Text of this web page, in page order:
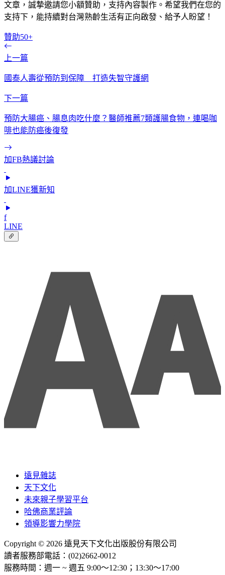
文章，誠摯邀請您小額贊助，支持內容製作。希望我們在您的
支持下，能持續對台灣熟齡生活有正向啟發、給予人盼望！
贊助50+
上一篇
國泰人壽從預防到保障 打造失智守護網
下一篇
預防大腸癌、腸息肉吃什麼？醫師推薦7類護腸食物，連喝咖
啡也能防癌後復發
加FB熱議討論
加LINE獲新知
f
LINE
遠見雜誌
天下文化
未來親子學習平台
哈佛商業評論
領導影響力學院
Copyright © 2026 遠見天下文化出版股份有限公司
讀者服務部電話：(02)2662-0012
服務時間：週一 ~ 週五 9:00～12:30；13:30～17:00